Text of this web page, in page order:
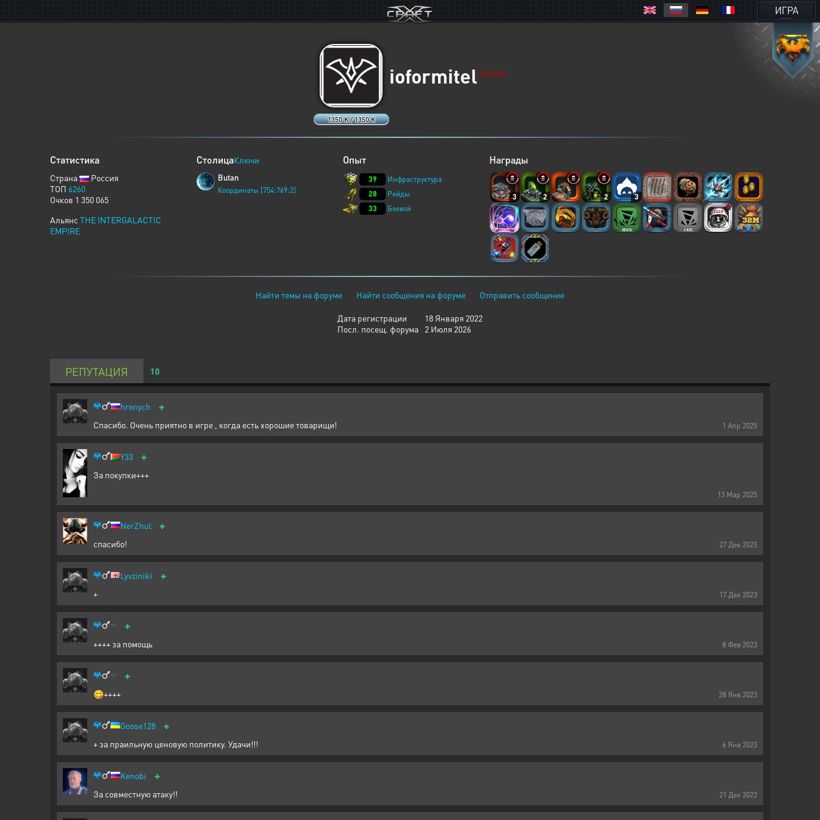
ИГРА
1350 K / 1350 K
ioformitelHUMANS
Статистика
Страна
Россия
ТОП 6260
Очков 1 350 065
Альянс THE INTERGALACTIC
EMPIRE
СтолицаКлючи
Butan
Координаты [754:769:2]
Опыт
39
Инфраструктура
28
Рейды
33
Боевой
Награды
3 2 2 3
Найти темы на форуме Найти сообщения на форуме Отправить сообщение
Дата регистрации
18 Января 2022
Посл. посещ. форума
2 Июля 2026
РЕПУТАЦИЯ 10
1 Апр 2025
hrenych +
Спасибо. Очень приятно в игре , когда есть хорошие товарищи!
13 Мар 2025
Y33 +
За покупки+++
27 Дек 2023
NerZhul +
спасибо!
17 Дек 2023
Lyvziniki +
+
8 Фев 2023
+
++++ за помощь
28 Янв 2023
+
😋++++
6 Янв 2023
Goose128 +
+ за праильную ценовую политику. Удачи!!!
21 Дек 2022
Kenobi +
За совместную атаку!!